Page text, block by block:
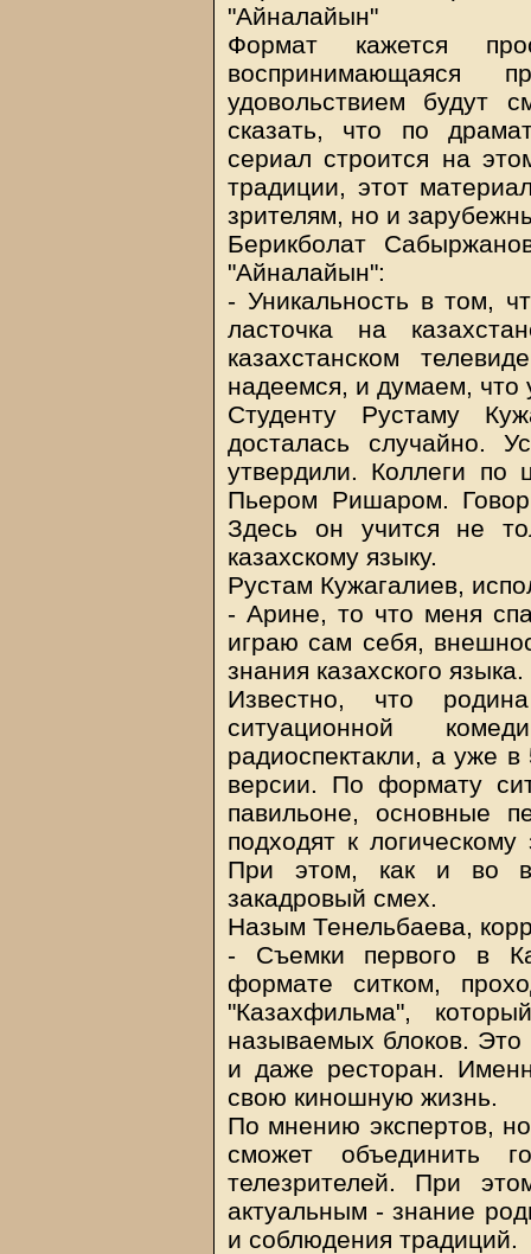
"Айналайын"
Формат кажется
воспринимающаяся
удовольствием будут
сказать, что по
сериал строится на
традиции, этот
зрителям, но и
Берикболат
"Айналайын":
- Уникальность в том,
ласточка на
казахстанском
надеемся, и думаем, что
Студенту Рустаму
досталась случайно.
утвердили. Коллеги по
Пьером Ришаром.
Здесь он учится не
казахскому языку.
Рустам Кужагалиев,
- Арине, то что меня
играю сам себя,
знания казахского языка.
Известно, что
ситуационной
радиоспектакли, а уже
версии. По формату
павильоне, основные
подходят к
При этом, как и во
закадровый смех.
Назым Тенельбаева,
- Съемки первого в
формате ситком,
"Казахфильма",
называемых блоков. Это
и даже ресторан.
свою киношную жизнь.
По мнению экспертов,
сможет объединить
телезрителей. При
актуальным - знание
и соблюдения традиций.